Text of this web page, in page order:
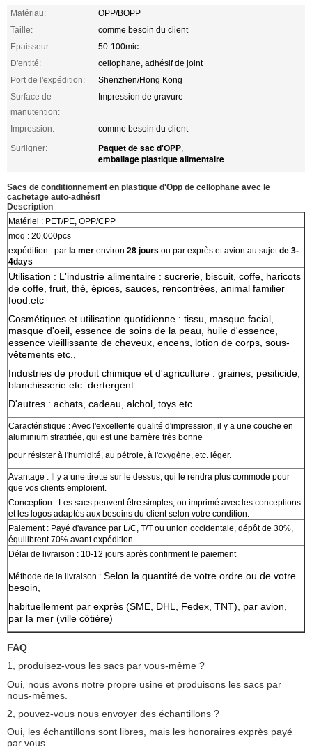
Matériau:
OPP/BOPP
Taille:
comme besoin du client
Epaisseur:
50-100mic
D'entité:
cellophane, adhésif de joint
Port de l'expédition:
Shenzhen/Hong Kong
Surface de
manutention:
Impression de gravure
Impression:
comme besoin du client
Surligner:
Paquet de sac d'OPP,
emballage plastique alimentaire
Sacs de conditionnement en plastique d'Opp de cellophane avec le
cachetage auto-adhésif
Description
Matériel : PET/PE, OPP/CPP
moq : 20,000pcs
expédition : par la mer environ 28 jours ou par exprès et avion au sujetde 3-
4days
Utilisation : L'industrie alimentaire : sucrerie, biscuit, coffe, haricots
de coffe, fruit, thé, épices, sauces, rencontrées, animal familier
food.etc
Cosmétiques et utilisation quotidienne : tissu, masque facial,
masque d'oeil, essence de soins de la peau, huile d'essence,
essence vieillissante de cheveux, encens, lotion de corps, sous-
vêtements etc.,
Industries de produit chimique et d'agriculture : graines, pesiticide,
blanchisserie etc. dertergent
D'autres : achats, cadeau, alchol, toys.etc
Caractéristique : Avec l'excellente qualité d'impression, il y a une couche en
aluminium stratifiée, qui est une barrière très bonne
pour résister à l'humidité, au pétrole, à l'oxygène, etc. léger.
Avantage : Il y a une tirette sur le dessus, qui le rendra plus commode pour
que vos clients emploient.
Conception : Les sacs peuvent être simples, ou imprimé avec les conceptions
et les logos adaptés aux besoins du client selon votre condition.
Paiement : Payé d'avance par L/C, T/T ou union occidentale, dépôt de 30%,
équilibrent 70% avant expédition
Délai de livraison : 10-12 jours après confirment le paiement
Méthode de la livraison : Selon la quantité de votre ordre ou de votre
besoin,
habituellement par exprès (SME, DHL, Fedex, TNT), par avion,
par la mer (ville côtière)
FAQ
1, produisez-vous les sacs par vous-même ?
Oui, nous avons notre propre usine et produisons les sacs par
nous-mêmes.
2, pouvez-vous nous envoyer des échantillons ?
Oui, les échantillons sont libres, mais les honoraires exprès payé
par vous.